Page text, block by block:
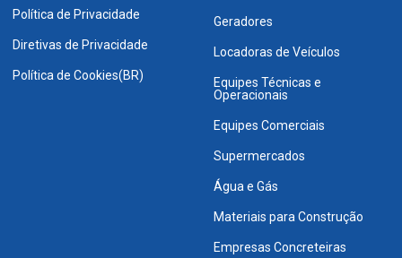
Política de Privacidade
Diretivas de Privacidade
Política de Cookies(BR)
Geradores
Locadoras de Veículos
Equipes Técnicas e
Operacionais
Equipes Comerciais
Supermercados
Água e Gás
Materiais para Construção
Empresas Concreteiras